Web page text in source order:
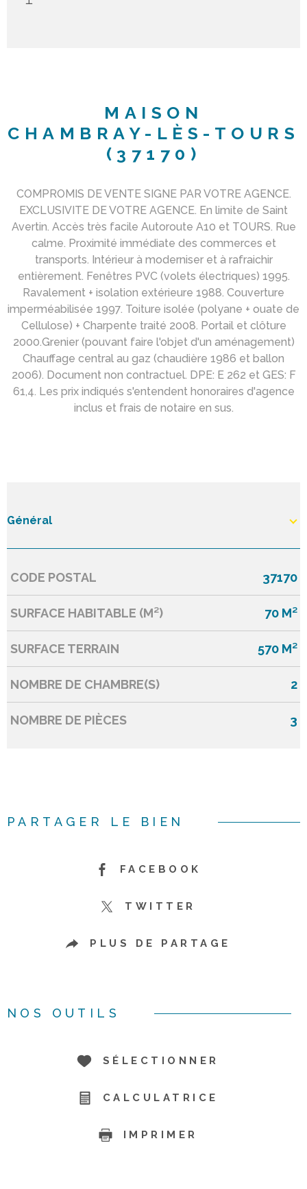
MAISON
CHAMBRAY-LÈS-TOURS
(37170)
COMPROMIS DE VENTE SIGNE PAR VOTRE AGENCE.
EXCLUSIVITE DE VOTRE AGENCE. En limite de Saint
Avertin. Accès très facile Autoroute A10 et TOURS. Rue
calme. Proximité immédiate des commerces et
transports. Intérieur à moderniser et à rafraichir
entièrement. Fenêtres PVC (volets électriques) 1995.
Ravalement + isolation extérieure 1988. Couverture
imperméabilisée 1997. Toiture isolée (polyane + ouate de
Cellulose) + Charpente traité 2008. Portail et clôture
2000.Grenier (pouvant faire l'objet d'un aménagement)
Chauffage central au gaz (chaudière 1986 et ballon
2006). Document non contractuel. DPE: E 262 et GES: F
61,4. Les prix indiqués s'entendent honoraires d'agence
inclus et frais de notaire en sus.
Général
Caractérisque Valeurs
CODE POSTAL 37170
SURFACE HABITABLE (M²) 70 M²
SURFACE TERRAIN 570 M²
NOMBRE DE CHAMBRE(S) 2
NOMBRE DE PIÈCES 3
PARTAGER LE BIEN
FACEBOOK
TWITTER
PLUS DE PARTAGE
NOS OUTILS
SÉLECTIONNER
CALCULATRICE
IMPRIMER